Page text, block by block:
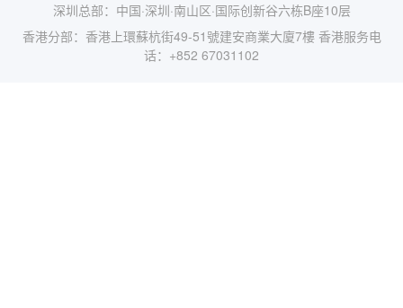
深圳总部：中国·深圳·南山区·国际创新谷六栋B座10层
香港分部：香港上環蘇杭街49-51號建安商業大廈7樓 香港服务电
话：+852 67031102